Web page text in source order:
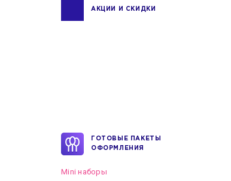
АКЦИИ И СКИДКИ
ГОТОВЫЕ ПАКЕТЫ
ОФОРМЛЕНИЯ
Mini наборы